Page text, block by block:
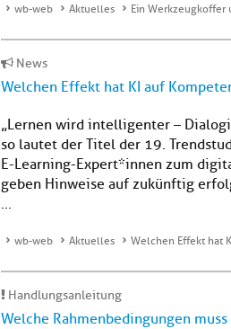
wb-web Aktuelles Ein Werkzeugkoffer
News
Welchen Effekt hat KI auf
„Lernen wird intelligenter –
so lautet der Titel der 19.
E-Learning-Expert*innen zum
geben Hinweise auf zukünftig
...
wb-web Aktuelles Welchen Effekt hat
Handlungsanleitung
Welche Rahmenbedingungen